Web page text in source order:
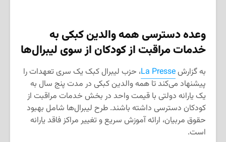
وعده دسترسی همه والدین کبکی به
خدمات مراقبت از کودکان از سوی لیبرال‌ها
به گزارشLa Presse، حزب لیبرال کبک یک سری تعهدات را
پیشنهاد می‌کند تا همه والدین کبکی در مدت پنج سال به
یک یارانه دولتی با قیمت واحد در بخش خدمات مراقبت از
کودکان دسترسی داشته باشند. طرح لیبرال‌ها شامل بهبود
حقوق مربیان، ارائه آموزش سریع و تغییر مراکز فاقد یارانه
است.